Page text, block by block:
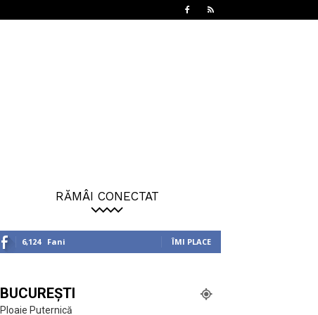
RĂMÂI CONECTAT
6,124 Fani ÎMI PLACE
BUCUREȘTI
Ploaie Puternică